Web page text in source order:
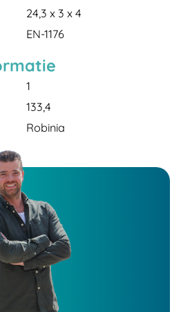
24,3 x 3 x 4
EN-1176
1
133,4
Robinia